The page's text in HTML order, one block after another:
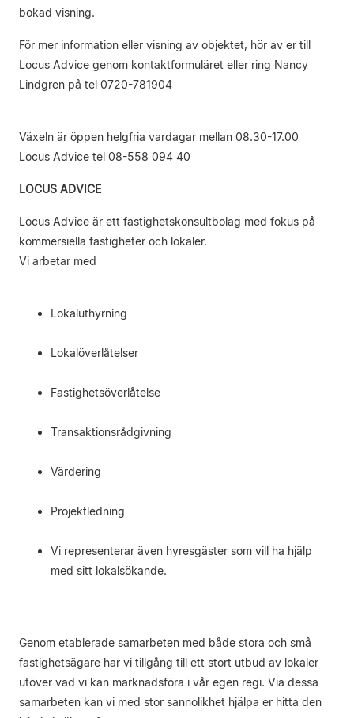
bokad visning.
För mer information eller visning av objektet, hör av er till
Locus Advice genom kontaktformuläret eller ring Nancy
Lindgren på tel 0720-781904
Växeln är öppen helgfria vardagar mellan 08.30-17.00
Locus Advice tel 08-558 094 40
LOCUS ADVICE
Locus Advice är ett fastighetskonsultbolag med fokus på
kommersiella fastigheter och lokaler.
Vi arbetar med
Lokaluthyrning
Lokalöverlåtelser
Fastighetsöverlåtelse
Transaktionsrådgivning
Värdering
Projektledning
Vi representerar även hyresgäster som vill ha hjälp
med sitt lokalsökande.
Genom etablerade samarbeten med både stora och små
fastighetsägare har vi tillgång till ett stort utbud av lokaler
utöver vad vi kan marknadsföra i vår egen regi. Via dessa
samarbeten kan vi med stor sannolikhet hjälpa er hitta den